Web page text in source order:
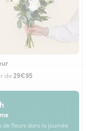
de 29€95
de fleurs dans la journée